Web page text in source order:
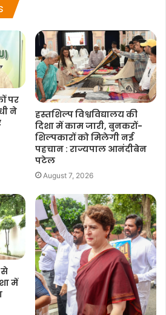
पर
ने
हस्तशिल्प विश्वविद्यालय की
दिशा में काम जारी, बुनकरों-
शिल्पकारों को मिलेगी नई
पहचान : राज्यपाल आनंदीबेन
पटेल
August 7, 2026
से
में